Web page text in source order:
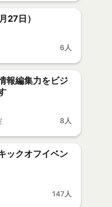
27日）
6人
報編集力をビジ
8人
ックオフイベン
147人